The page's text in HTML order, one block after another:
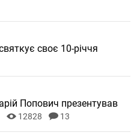
своє 10-річчя
Попович презентував
12828 13